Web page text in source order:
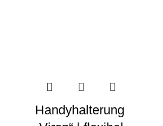
Handyhalterung